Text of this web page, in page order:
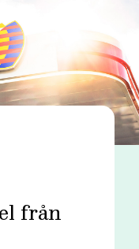
från